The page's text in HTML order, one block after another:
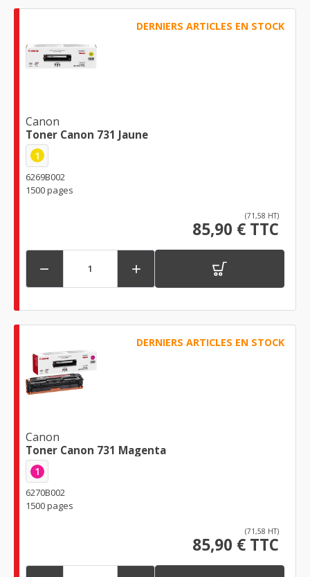
DERNIERS ARTICLES EN STOCK
Canon
Toner Canon 731 Jaune
1
6269B002
1500 pages
(71,58 HT)
85,90 € TTC
 
DERNIERS ARTICLES EN STOCK
Canon
Toner Canon 731 Magenta
1
6270B002
1500 pages
(71,58 HT)
85,90 € TTC